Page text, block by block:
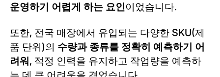
운영하기 어렵게 하는 요인이었습니다.
또한, 전국 매장에서 유입되는 다양한 SKU(제
품 단위)의 수량과 종류를 정확히 예측하기 어
려워, 적정 인력을 유지하고 작업량을 예측하